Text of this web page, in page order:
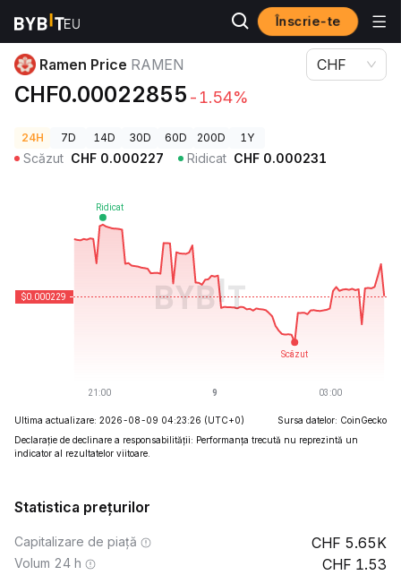
Înscrie-te
Prețuri Crypto
Ramen Price RAMEN
CHF0.00022855 -1.54%
CHF
24H 7D 14D 30D 60D 200D 1Y
Scăzut CHF 0.000227 Ridicat CHF 0.000231
Ultima actualizare: 2026-08-09 04:23:26 (UTC+0)
Sursa datelor: CoinGecko
Declarație de declinare a responsabilității: Performanța trecută nu reprezintă un
indicator al rezultatelor viitoare.
Statistica prețurilor
Capitalizare de piață 5.65K
Volum 24 h 1.53